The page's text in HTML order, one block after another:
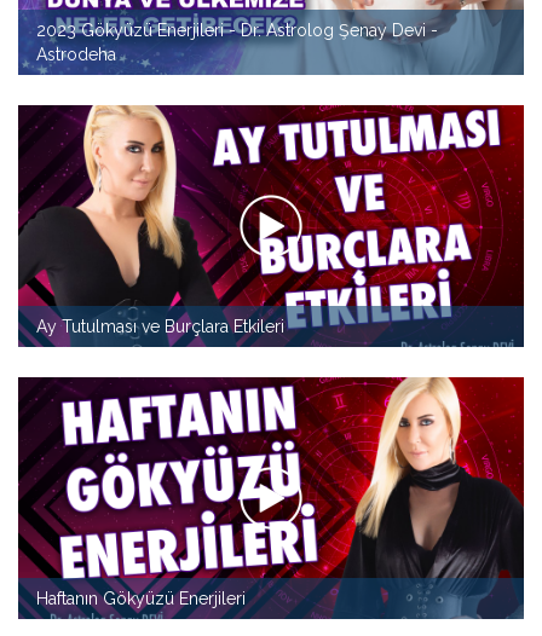
2023 Gökyüzü Enerjileri - Dr. Astrolog Şenay Devi -
Astrodeha
Ay Tutulması ve Burçlara Etkileri
Haftanın Gökyüzü Enerjileri